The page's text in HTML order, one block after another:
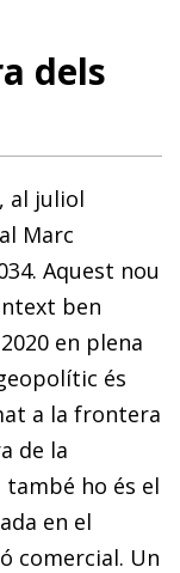
dels
al juliol
Marc
Aquest nou
ben
en plena
és
a la frontera
de la
ho és el
en el
comercial. Un